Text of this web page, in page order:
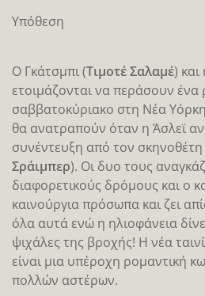
Υπόθεση
Ο Γκάτσμπι (Τιμοτέ Σαλαμέ) και
ετοιμάζονται να περάσουν ένα
σαββατοκύριακο στη Νέα
θα ανατραπούν όταν η Άσλεϊ
συνέντευξη από τον
Σράιμπερ). Οι δυο τους
διαφορετικούς δρόμους και ο
καινούργια πρόσωπα και ζει
όλα αυτά ενώ η ηλιοφάνεια
ψιχάλες της βροχής! Η νέα
είναι μια υπέροχη ρομαντική
πολλών αστέρων.